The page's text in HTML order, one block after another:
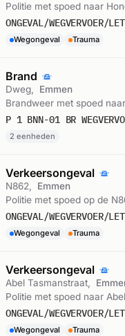
Politie met spoed naar
ONGEVAL/WEGVERVOER/
Wegongeval Trauma
Brand
Dweg,
Emmen
Brandweer met spoed
P 1 BNN-01 BR
2 eenheden
Verkeersongeval
N862,
Emmen
Politie met spoed op de
ONGEVAL/WEGVERVOER/
Wegongeval Trauma
Verkeersongeval
Abel Tasmanstraat,
Politie met spoed naar
ONGEVAL/WEGVERVOER/
Wegongeval Trauma